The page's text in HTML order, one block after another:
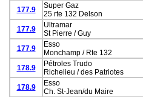
177.9
Super Gaz
25 rte 132 Delson
177.9
Ultramar
St Pierre / Guy
177.9
Esso
Monchamp / Rte 132
178.9
Pétroles Trudo
Richelieu / des Patriotes
178.9
Esso
Ch. St-Jean/du Maire